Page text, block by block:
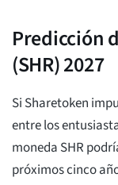
Predicción
(SHR) 2027
Si Sharetoken
entre los
moneda SHR
próximos cinco